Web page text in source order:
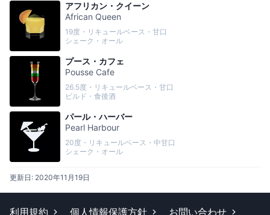
アフリカン・クイーン
African Queen
19度・リキュールベース・甘口
シェーク・オール
プース・カフェ
Pousse Cafe
26.5度・リキュールベース・甘口
ビルド・食後酒
パール・ハーバー
Pearl Harbour
20度・リキュールベース・中甘口
シェーク・オール
更新日: 2020年11月19日
利用規約 個人情報保護方針 お問い合わせ